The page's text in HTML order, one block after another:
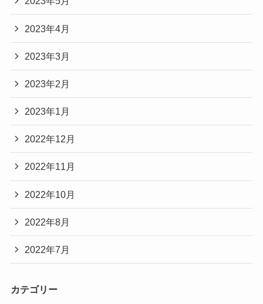
2023年4月
2023年3月
2023年2月
2023年1月
2022年12月
2022年11月
2022年10月
2022年8月
2022年7月
カテゴリー